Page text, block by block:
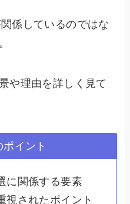
係しているのではな
や理由を詳しく見て
イント
に関係する要素
視されたポイント